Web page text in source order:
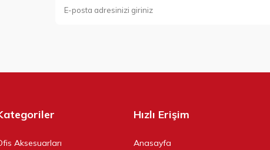
Aksesuarları
Hızlı Erişim
Anasayfa